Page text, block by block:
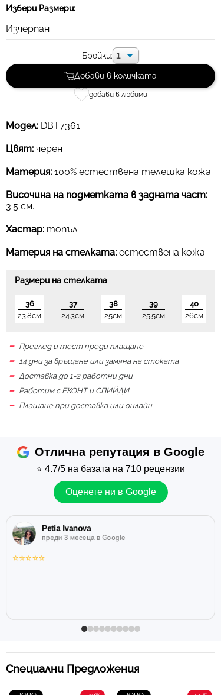
Избери Размери:
Изчерпан
Бройки:
Добави в количката
добави в любими
Модел: DBT7361
Цвят: черен
Материя: 100% естествена телешка кожа
Височина на подметката в задната част:
3.5 см.
Хастар: топъл
Материя на стелката: естествена кожа
Размери на стелката
36
23.8см
37
24.3см
38
25см
39
25.5см
40
26см
Преглед и тест преди плащане
14 дни за връщане или замяна на стоката
Доставка до 1-2 работни дни
Работим с ЕКОНТ и СПИЙДИ
Плащане при доставка или онлайн
Отлична репутация в Google
⭐ 4.7/5 на базата на 710 рецензии
Оценете ни в Google
Petia Ivanova
преди 3 месеца в Google
⭐⭐⭐⭐⭐
Специални Предложения